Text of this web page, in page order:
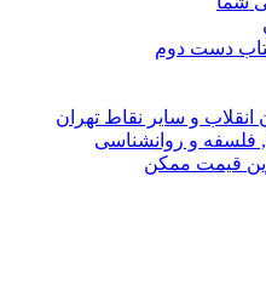
دست دوم
و سایر نقاط تهران
فلسفه و روانشناسی
قیمت ممکن